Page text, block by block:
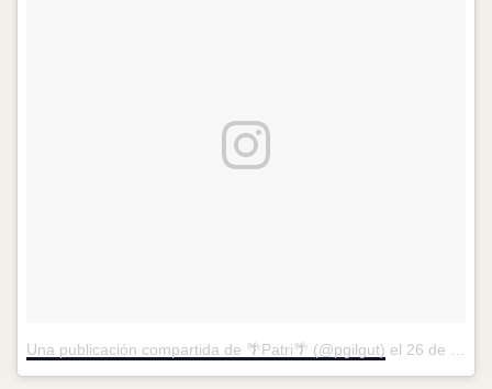
Una publicación compartida de 🌴Patri🌴 (@pgilgut) el 26 de Feb de 2017 a la(s) 11:24 PST